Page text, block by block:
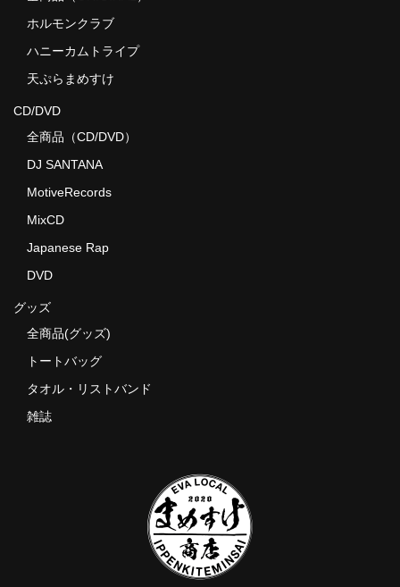
ホルモンクラブ
ハニーカムトライプ
天ぷらまめすけ
CD/DVD
全商品（CD/DVD）
DJ SANTANA
MotiveRecords
MixCD
Japanese Rap
DVD
グッズ
全商品(グッズ)
トートバッグ
タオル・リストバンド
雑誌